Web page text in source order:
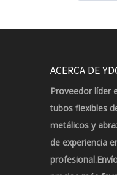
ACERCA DE
Proveedor líder
tubos flexibles
metálicos y
de experiencia